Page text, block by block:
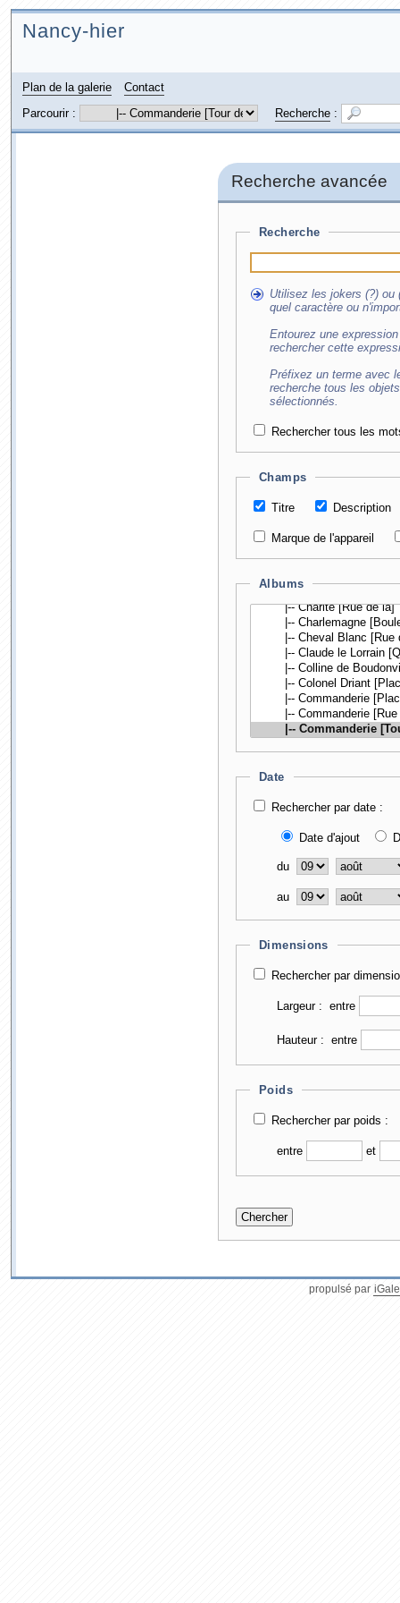
Nancy-hier
Plan de la galerie
Contact
Parcourir :
Recherche:
Recherche avancée
Recherche
Utilisez les jokers (?) ou
quel caractère ou
Entourez une
rechercher cette
Préfixez un terme avec
recherche tous les
sélectionnés.
Rechercher tous les
Champs
Titre Description
Marque de l'appareil
Albums
Date
Rechercher par date :
Date d'ajout
du
au
Dimensions
Rechercher par
Largeur : entre
Hauteur : entre
Poids
Rechercher par poids :
entre et
propulsé par